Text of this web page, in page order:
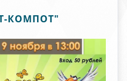
КОМПОТ"